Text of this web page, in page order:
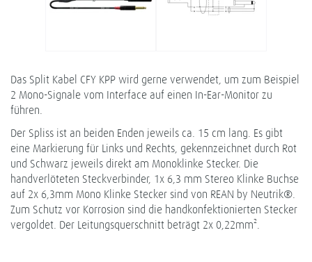
Das Split Kabel CFY KPP wird gerne verwendet, um zum Beispiel
2 Mono-Signale vom Interface auf einen In-Ear-Monitor zu
führen.
Der Spliss ist an beiden Enden jeweils ca. 15 cm lang. Es gibt
eine Markierung für Links und Rechts, gekennzeichnet durch Rot
und Schwarz jeweils direkt am Monoklinke Stecker. Die
handverlöteten Steckverbinder, 1x 6,3 mm Stereo Klinke Buchse
auf 2x 6,3mm Mono Klinke Stecker sind von REAN by Neutrik®.
Zum Schutz vor Korrosion sind die handkonfektionierten Stecker
vergoldet. Der Leitungsquerschnitt beträgt 2x 0,22mm².